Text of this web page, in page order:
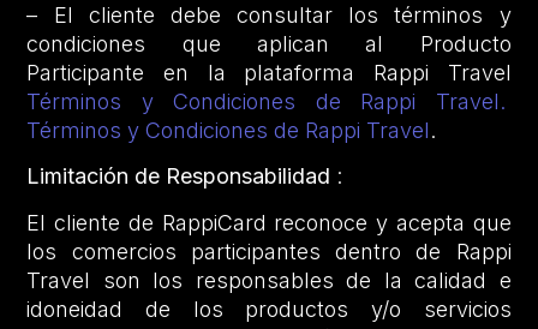
– El cliente debe consultar los términos y
condiciones que aplican al Producto
Participante en la plataforma Rappi Travel
Términos y Condiciones de Rappi Travel.
Términos y Condiciones de Rappi Travel.
Limitación de Responsabilidad :
El cliente de RappiCard reconoce y acepta que
los comercios participantes dentro de Rappi
Travel son los responsables de la calidad e
idoneidad de los productos y/o servicios